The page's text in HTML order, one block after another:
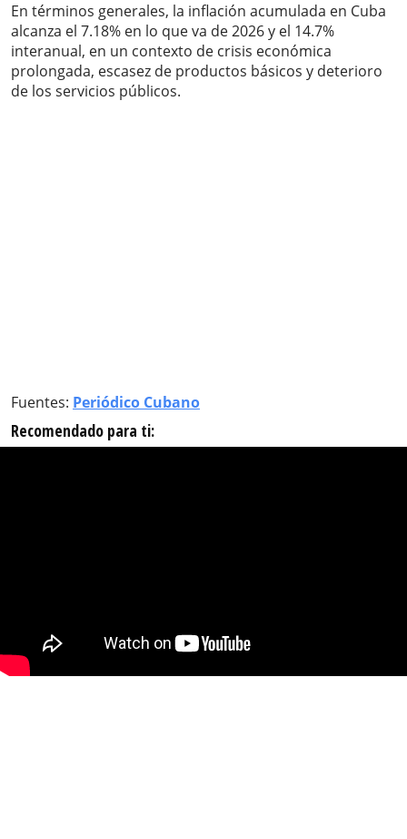
En términos generales, la inflación acumulada en Cuba
alcanza el 7.18% en lo que va de 2026 y el 14.7%
interanual, en un contexto de crisis económica
prolongada, escasez de productos básicos y deterioro
de los servicios públicos.
Fuentes: Periódico Cubano
Recomendado para ti: